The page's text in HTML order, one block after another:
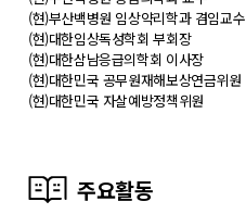
(현)부산백병원 임상약리학과 겸임교수
(현)대한임상독성학회 부회장
(현)대한삼남응급의학회 이사장
(현)대한민국 공무원재해보상연금위원
(현)대한민국 자살예방정책위원
주요활동